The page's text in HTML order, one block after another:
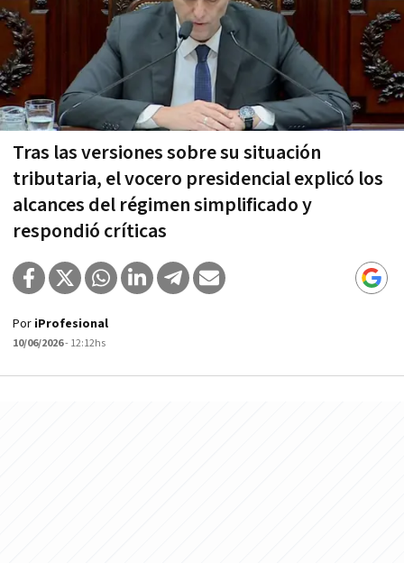
Tras las versiones sobre su situación
tributaria, el vocero presidencial explicó los
alcances del régimen simplificado y
respondió críticas
Por iProfesional
10/06/2026- 12:12hs